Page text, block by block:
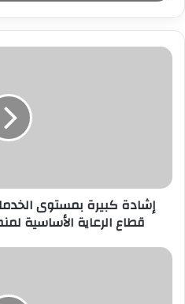
ر
د
ر
إشادة كبيرة بمستوى
قطاع الرعاية الأساسية